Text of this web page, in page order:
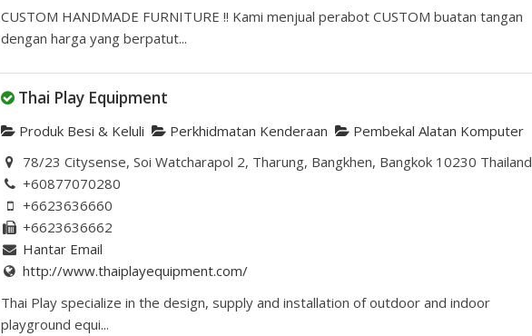
CUSTOM HANDMADE FURNITURE !! Kami menjual perabot CUSTOM buatan tangan
dengan harga yang berpatut...
Thai Play Equipment
Produk Besi & Keluli Perkhidmatan Kenderaan
Pembekal Alatan Komputer
78/23 Citysense, Soi Watcharapol 2, Tharung, Bangkhen, Bangkok 10230 Thailand
+60877070280
+6623636660
+6623636662
Hantar Email
http://www.thaiplayequipment.com/
Thai Play specialize in the design, supply and installation of outdoor and indoor
playground equi...